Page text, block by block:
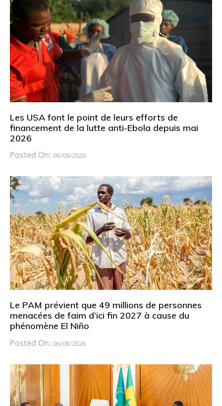
Les USA font le point de leurs efforts de
financement de la lutte anti-Ebola depuis mai
2026
Posted On: 06/08/2026
Le PAM prévient que 49 millions de personnes
menacées de faim d’ici fin 2027 à cause du
phénomène El Niño
Posted On: 06/08/2026